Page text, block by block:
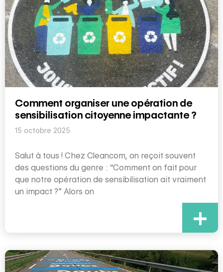
Comment organiser une opération de
sensibilisation citoyenne impactante ?
15 octobre 2025
Salut à tous ! Chez Cleancom, on reçoit souvent
des questions du genre : “Comment on fait pour
que notre opération de sensibilisation ait vraiment
un impact ?” Alors on
+